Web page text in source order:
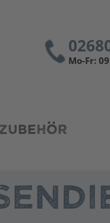
Mo-Fr:
ZUBEHÖR